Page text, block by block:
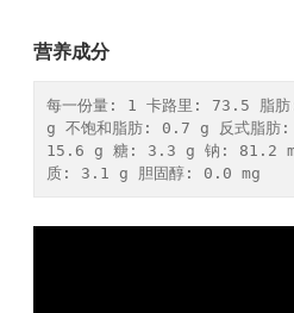
营养成分
每一份量: 1 卡路里: 73.5 脂
g 不饱和脂肪: 0.7 g 反式脂肪
15.6 g 糖: 3.3 g 钠: 81.2
质: 3.1 g 胆固醇: 0.0 mg